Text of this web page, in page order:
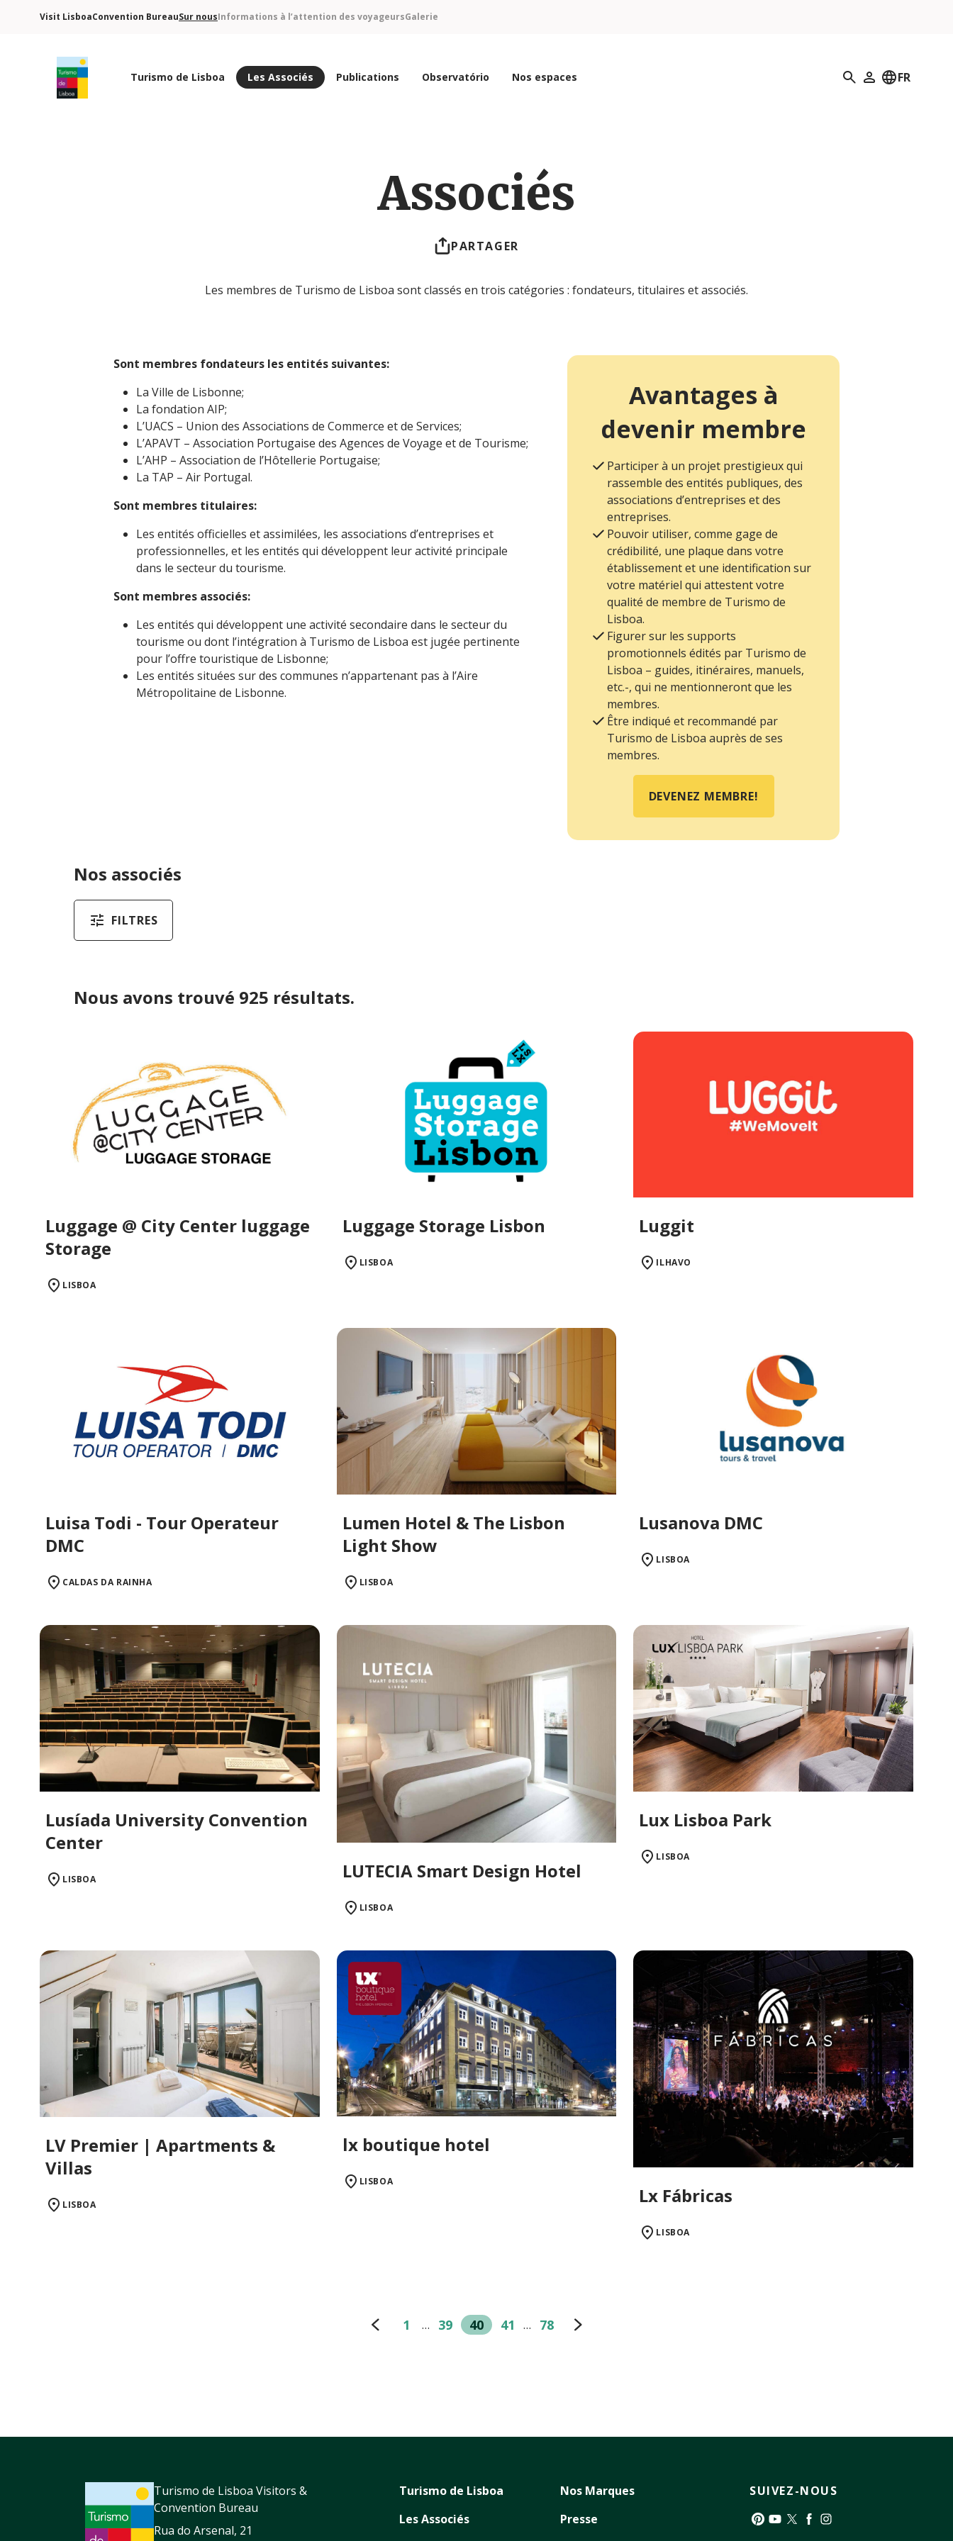
Visit LisboaConvention BureauSur nousInformations à l’attention des voyageursGalerie
Turismo de Lisboa Les Associés Publications Observatório Nos espaces Recherche
Mon profil
FR
Associés
PARTAGER
Les membres de Turismo de Lisboa sont classés en trois catégories : fondateurs, titulaires et associés.
Sont membres fondateurs les entités suivantes:
La Ville de Lisbonne;
La fondation AIP;
L’UACS – Union des Associations de Commerce et de Services;
L’APAVT – Association Portugaise des Agences de Voyage et de Tourisme;
L’AHP – Association de l’Hôtellerie Portugaise;
La TAP – Air Portugal.
Sont membres titulaires:
Les entités officielles et assimilées, les associations d’entreprises et
professionnelles, et les entités qui développent leur activité principale
dans le secteur du tourisme.
Sont membres associés:
Les entités qui développent une activité secondaire dans le secteur du
tourisme ou dont l’intégration à Turismo de Lisboa est jugée pertinente
pour l’offre touristique de Lisbonne;
Les entités situées sur des communes n’appartenant pas à l’Aire
Métropolitaine de Lisbonne.
Avantages à
devenir membre
Participer à un projet prestigieux qui
rassemble des entités publiques, des
associations d’entreprises et des
entreprises.
Pouvoir utiliser, comme gage de
crédibilité, une plaque dans votre
établissement et une identification sur
votre matériel qui attestent votre
qualité de membre de Turismo de
Lisboa.
Figurer sur les supports
promotionnels édités par Turismo de
Lisboa – guides, itinéraires, manuels,
etc.-, qui ne mentionneront que les
membres.
Être indiqué et recommandé par
Turismo de Lisboa auprès de ses
membres.
DEVENEZ MEMBRE!
Nos associés
FILTRES
Nous avons trouvé 925 résultats.
Luggage @ City Center luggage
Storage
LISBOA
Luggage Storage Lisbon
LISBOA
Luggit
ILHAVO
Luisa Todi - Tour Operateur
DMC
CALDAS DA RAINHA
Lumen Hotel & The Lisbon
Light Show
LISBOA
Lusanova DMC
LISBOA
Lusíada University Convention
Center
LISBOA LUTECIA Smart Design Hotel
LISBOA
Lux Lisboa Park
LISBOA
LV Premier | Apartments &
Villas
LISBOA
lx boutique hotel
LISBOA
Lx Fábricas
LISBOA
1 … 39 40 41 … 78
Turismo de Lisboa Visitors &
Convention Bureau
Rua do Arsenal, 21
Turismo de Lisboa
Les Associés
Nos Marques
Presse
SUIVEZ-NOUS